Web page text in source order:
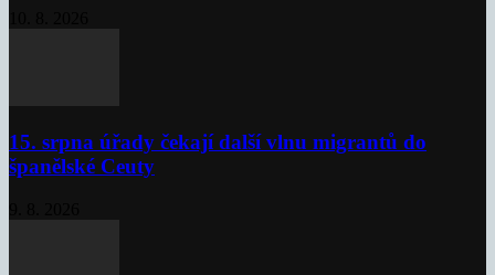
15. srpna úřady čekají další vlnu migrantů do
španělské Ceuty